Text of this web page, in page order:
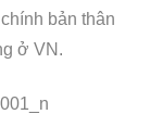
bản thân
ở VN.